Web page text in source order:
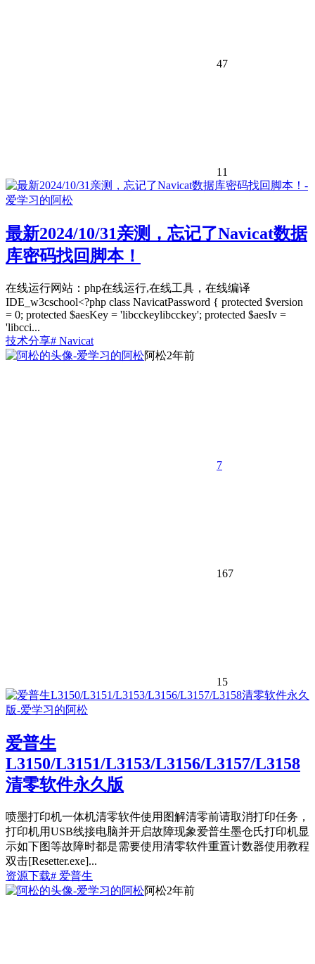
47
11
最新2024/10/31亲测，忘记了Navicat数据
库密码找回脚本！
在线运行网站：php在线运行,在线工具，在线编译
IDE_w3cschool<?php class NavicatPassword { protected $version
= 0; protected $aesKey = 'libcckeylibcckey'; protected $aesIv =
'libcci...
技术分享# Navicat
阿松2年前
7
167
15
爱普生
L3150/L3151/L3153/L3156/L3157/L3158
清零软件永久版
喷墨打印机一体机清零软件使用图解清零前请取消打印任务，
打印机用USB线接电脑并开启故障现象爱普生墨仓氏打印机显
示如下图等故障时都是需要使用清零软件重置计数器使用教程
双击[Resetter.exe]...
资源下载# 爱普生
阿松2年前